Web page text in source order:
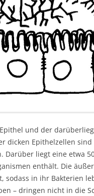
und der
dicken Epithelzellen
Darüber liegt eine etwa
enthält. Die
sodass in ihr Bakterien
– dringen nicht in die